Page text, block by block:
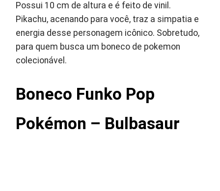
Possui 10 cm de altura e é feito de vinil.
Pikachu, acenando para você, traz a simpatia e
energia desse personagem icônico. Sobretudo,
para quem busca um boneco de pokemon
colecionável.
Boneco Funko Pop
Pokémon – Bulbasaur